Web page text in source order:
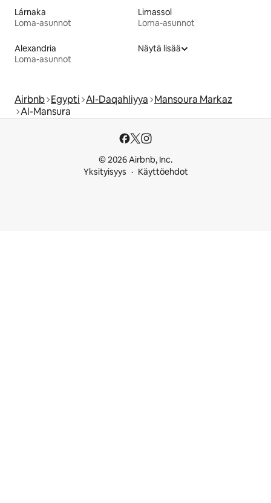
Lárnaka
Loma-asunnot
Limassol
Loma-asunnot
Alexandria
Loma-asunnot
Näytä lisää
Airbnb Egypti Al-Daqahliyya Mansoura Markaz
Al-Mansura
© 2026 Airbnb, Inc.
Yksityisyys
Käyttöehdot